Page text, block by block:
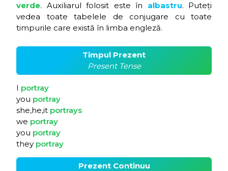
verde. Auxiliarul folosit este în albastru. Puteți
vedea toate tabelele de conjugare cu toate
timpurile care există în limba engleză.
Timpul Prezent
Present Tense
I portray
you portray
she,he,it portrays
we portray
you portray
they portray
Prezent Continuu